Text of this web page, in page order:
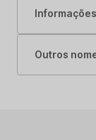
Outros